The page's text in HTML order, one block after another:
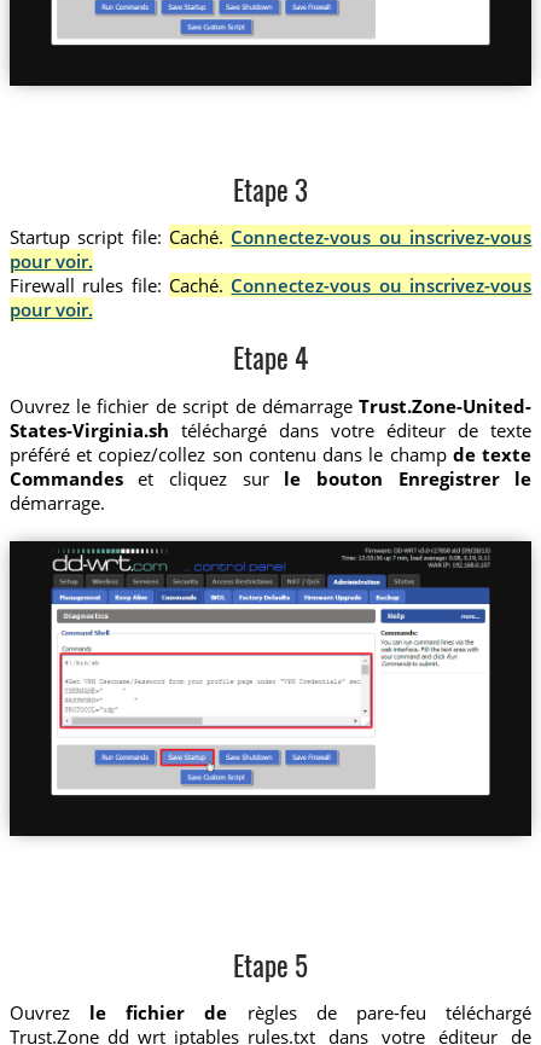
Etape 3
Startup script file: Caché. Connectez-vous ou inscrivez-vous
pour voir.
Firewall rules file: Caché. Connectez-vous ou inscrivez-vous
pour voir.
Etape 4
Ouvrez le fichier de script de démarrageTrust.Zone-United-
States-Virginia.sh téléchargé dans votre éditeur de texte
préféré et copiez/collez son contenu dans le champde texte
Commandeset cliquez sur le bouton Enregistrer le
démarrage.
Etape 5
Ouvrez le fichier de règles de pare-feu téléchargé
Trust.Zone_dd_wrt_iptables_rules.txt dans votre éditeur de